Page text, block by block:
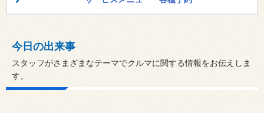
今日の出来事
スタッフがさまざまなテーマでクルマに関する情報をお伝えしま
す。